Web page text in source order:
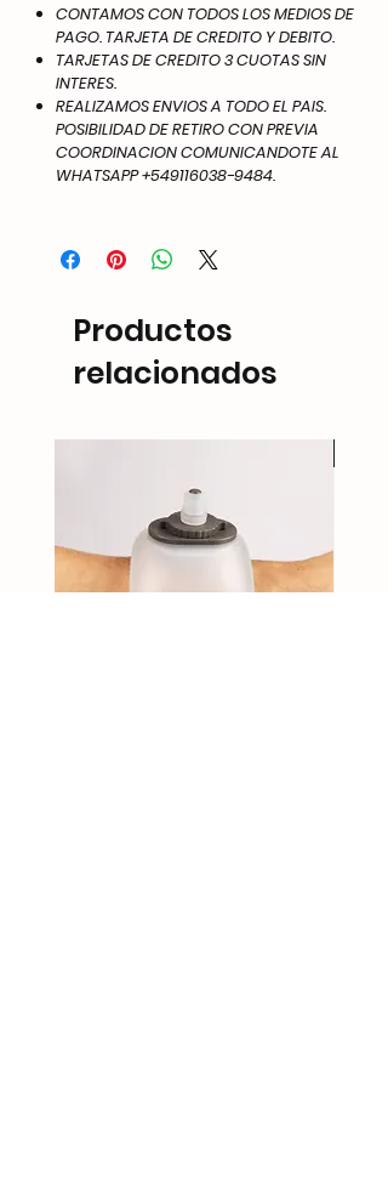
CONTAMOS CON TODOS LOS MEDIOS DE
PAGO. TARJETA DE CREDITO Y DEBITO.
TARJETAS DE CREDITO 3 CUOTAS SIN
INTERES.
REALIZAMOS ENVIOS A TODO EL PAIS.
POSIBILIDAD DE RETIRO CON PREVIA
COORDINACION COMUNICANDOTE AL
WHATSAPP +549116038-9484.
Productos
relacionados